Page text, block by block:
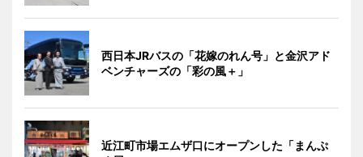
西日本JRバスの「花嫁のれん号」と金沢アド
ベンチャーズの「彩の風＋」
近江町市場エムザ口にオープンした「まんぷ